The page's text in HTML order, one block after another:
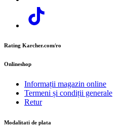
Rating Karcher.com/ro
Onlineshop
Informații magazin online
Termeni și condiții generale
Retur
Modalitati de plata